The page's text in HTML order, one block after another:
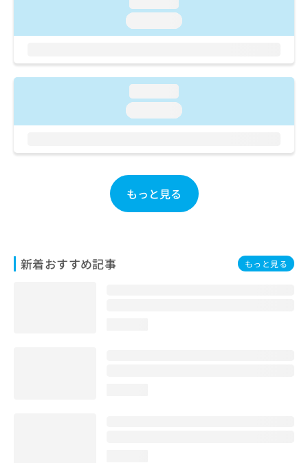
もっと見る
新着おすすめ記事 もっと見る
い
わ
せ